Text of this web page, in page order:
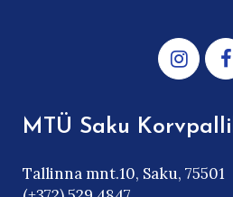
MTÜ Saku
Tallinna mnt.10, Saku, 75501